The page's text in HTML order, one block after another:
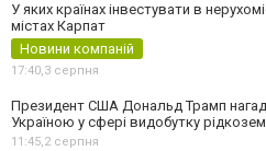
У яких країнах інвестувати в
містах Карпат
Новини компаній
17:40,3 серпня
Президент США Дональд Трамп
Україною у сфері видобутку
11:45,2 серпня